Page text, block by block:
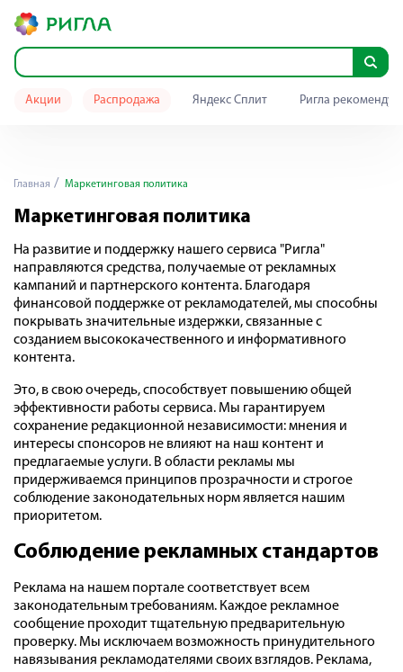
Акции Распродажа Яндекс Сплит Ригла
Главная Маркетинговая политика
Маркетинговая политика
На развитие и поддержку нашего сервиса "Ригла"
направляются средства, получаемые от рекламных
кампаний и партнерского контента. Благодаря
финансовой поддержке от рекламодателей, мы способны
покрывать значительные издержки, связанные с
созданием высококачественного и информативного
контента.
Это, в свою очередь, способствует повышению общей
эффективности работы сервиса. Мы гарантируем
сохранение редакционной независимости: мнения и
интересы спонсоров не влияют на наш контент и
предлагаемые услуги. В области рекламы мы
придерживаемся принципов прозрачности и строгое
соблюдение законодательных норм является нашим
приоритетом.
Соблюдение рекламных стандартов
Реклама на нашем портале соответствует всем
законодательным требованиям. Каждое рекламное
сообщение проходит тщательную предварительную
проверку. Мы исключаем возможность принудительного
навязывания рекламодателями своих взглядов. Реклама,